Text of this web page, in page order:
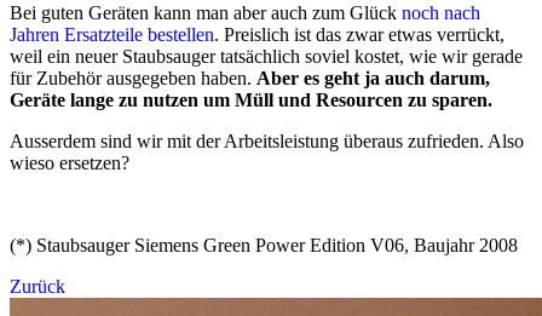
Bei guten Geräten kann man aber auch zum Glück noch nach
Jahren Ersatzteile bestellen. Preislich ist das zwar etwas verrückt,
weil ein neuer Staubsauger tatsächlich soviel kostet, wie wir gerade
für Zubehör ausgegeben haben. Aber es geht ja auch darum,
Geräte lange zu nutzen um Müll und Resourcen zu sparen.
Ausserdem sind wir mit der Arbeitsleistung überaus zufrieden. Also
wieso ersetzen?
(*) Staubsauger Siemens Green Power Edition V06, Baujahr 2008
Zurück